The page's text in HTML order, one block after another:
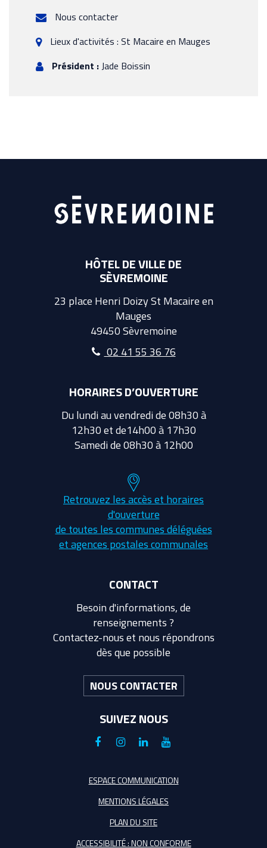
Nous contacter
Lieux d'activités : St Macaire en Mauges
Président : Jade Boissin
HÔTEL DE VILLE DE
SÈVREMOINE
23 place Henri Doizy St Macaire en
Mauges
49450 Sèvremoine
02 41 55 36 76
HORAIRES D’OUVERTURE
Du lundi au vendredi de 08h30 à
12h30 et de14h00 à 17h30
Samedi de 08h30 à 12h00
Retrouvez les accès et horaires
d'ouverture
de toutes les communes déléguées
et agences postales communales
CONTACT
Besoin d'informations, de
renseignements ?
Contactez-nous et nous répondrons
dès que possible
NOUS CONTACTER
SUIVEZ NOUS
Lien
le
Facebook
Lien
le
compte
Instagram
Lien
le
compte
Linkedin
Lien
la
Youtube
ESPACE COMMUNICATION
MENTIONS LÉGALES
PLAN DU SITE
ACCESSIBILITÉ : NON CONFORME